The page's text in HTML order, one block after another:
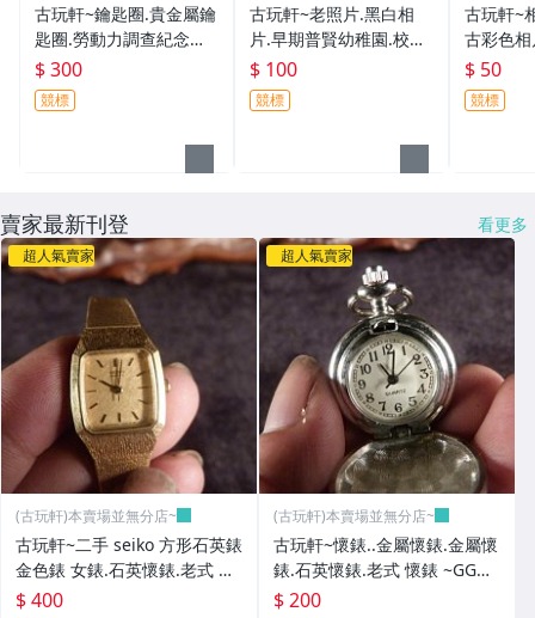
古玩軒~鑰匙圈.貴金屬鑰
匙圈.勞動力調查紀念鑰
匙圈(非獎章.獎牌.別針.
徽章.紀念章.胸章)GHI75
4
$ 300
競標
古玩軒~老照片.黑白相
片.早期普賢幼稚園.校外
教學.全體師生合影HHH9
09
$ 100
競標
古玩軒~
古彩色
司電線
磚瓦房
$ 50
競標
賣家最新刊登 看更多
超人氣賣家
(古玩軒)本賣場並無分店~
古玩軒~二手 seiko 方形石英錶
金色錶 女錶.石英懷錶.老式 懷
錶 ~GGG92
$ 400
超人氣賣家
(古玩軒)本賣場並無分店~
古玩軒~懷錶..金屬懷錶.金屬懷
錶.石英懷錶.老式 懷錶 ~GGG9
1
$ 200